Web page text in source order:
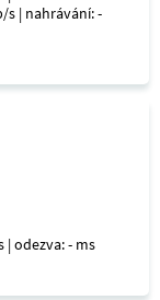
s | nahrávání: -
| odezva: - ms